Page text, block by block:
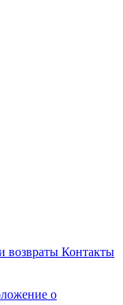
возвраты Контакты
о